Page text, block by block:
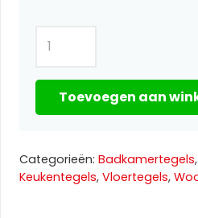
60x120
aantalToevoegen aan
Categorieën: Badkamertegels,
Keukentegels, Vloertegels,